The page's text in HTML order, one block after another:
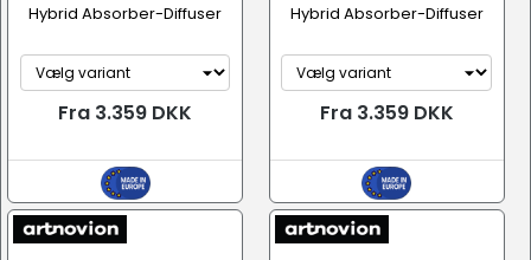
Hybrid Absorber-Diffuser
Fra 3.359 DKK
Hybrid Absorber-Diffuser
Fra 3.359 DKK